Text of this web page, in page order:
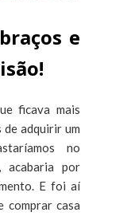
e
ficava mais
adquirir um
no
acabaria por
E foi aí
comprar casa